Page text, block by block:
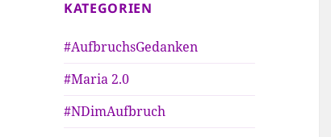
KATEGORIEN
#AufbruchsGedanken
#Maria 2.0
#NDimAufbruch